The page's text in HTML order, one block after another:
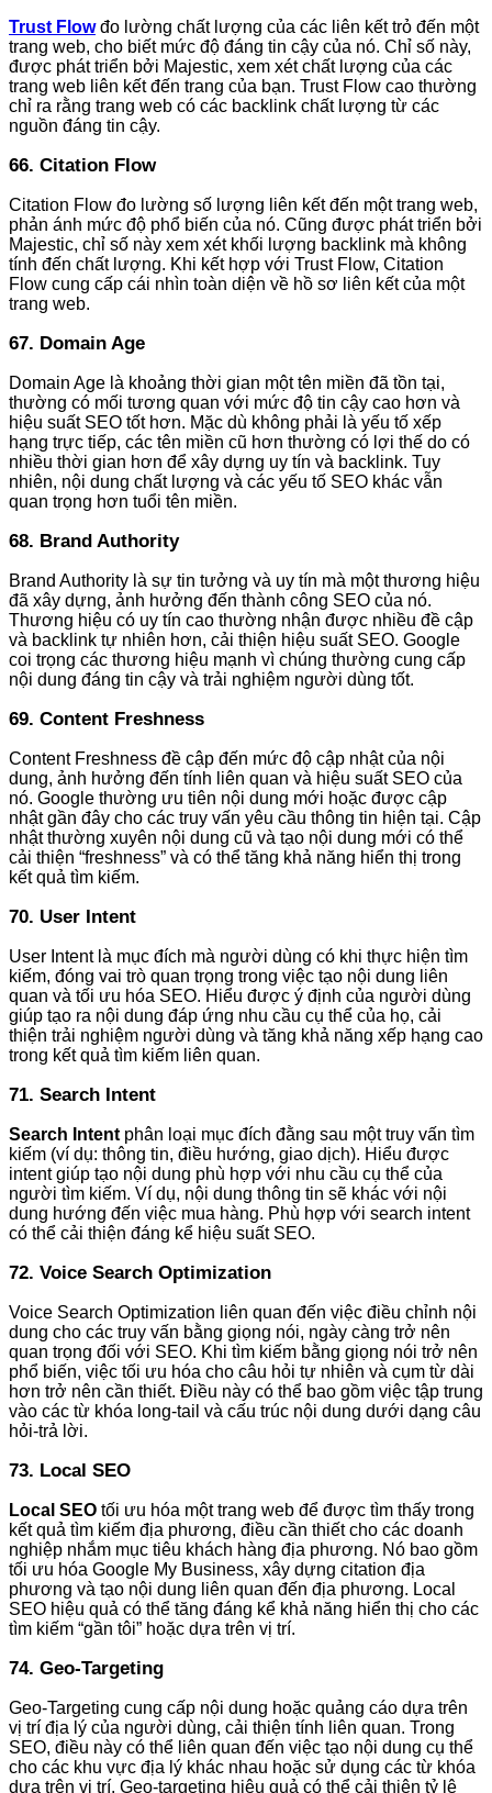
Trust Flowđo lường chất lượng của các liên kết trỏ đến một
trang web, cho biết mức độ đáng tin cậy của nó. Chỉ số này,
được phát triển bởi Majestic, xem xét chất lượng của các
trang web liên kết đến trang của bạn. Trust Flow cao thường
chỉ ra rằng trang web có các backlink chất lượng từ các
nguồn đáng tin cậy.
66. Citation Flow
Citation Flow đo lường số lượng liên kết đến một trang web,
phản ánh mức độ phổ biến của nó. Cũng được phát triển bởi
Majestic, chỉ số này xem xét khối lượng backlink mà không
tính đến chất lượng. Khi kết hợp với Trust Flow, Citation
Flow cung cấp cái nhìn toàn diện về hồ sơ liên kết của một
trang web.
67. Domain Age
Domain Age là khoảng thời gian một tên miền đã tồn tại,
thường có mối tương quan với mức độ tin cậy cao hơn và
hiệu suất SEO tốt hơn. Mặc dù không phải là yếu tố xếp
hạng trực tiếp, các tên miền cũ hơn thường có lợi thế do có
nhiều thời gian hơn để xây dựng uy tín và backlink. Tuy
nhiên, nội dung chất lượng và các yếu tố SEO khác vẫn
quan trọng hơn tuổi tên miền.
68. Brand Authority
Brand Authority là sự tin tưởng và uy tín mà một thương hiệu
đã xây dựng, ảnh hưởng đến thành công SEO của nó.
Thương hiệu có uy tín cao thường nhận được nhiều đề cập
và backlink tự nhiên hơn, cải thiện hiệu suất SEO. Google
coi trọng các thương hiệu mạnh vì chúng thường cung cấp
nội dung đáng tin cậy và trải nghiệm người dùng tốt.
69. Content Freshness
Content Freshness đề cập đến mức độ cập nhật của nội
dung, ảnh hưởng đến tính liên quan và hiệu suất SEO của
nó. Google thường ưu tiên nội dung mới hoặc được cập
nhật gần đây cho các truy vấn yêu cầu thông tin hiện tại. Cập
nhật thường xuyên nội dung cũ và tạo nội dung mới có thể
cải thiện “freshness” và có thể tăng khả năng hiển thị trong
kết quả tìm kiếm.
70. User Intent
User Intent là mục đích mà người dùng có khi thực hiện tìm
kiếm, đóng vai trò quan trọng trong việc tạo nội dung liên
quan và tối ưu hóa SEO. Hiểu được ý định của người dùng
giúp tạo ra nội dung đáp ứng nhu cầu cụ thể của họ, cải
thiện trải nghiệm người dùng và tăng khả năng xếp hạng cao
trong kết quả tìm kiếm liên quan.
71. Search Intent
Search Intent phân loại mục đích đằng sau một truy vấn tìm
kiếm (ví dụ: thông tin, điều hướng, giao dịch). Hiểu được
intent giúp tạo nội dung phù hợp với nhu cầu cụ thể của
người tìm kiếm. Ví dụ, nội dung thông tin sẽ khác với nội
dung hướng đến việc mua hàng. Phù hợp với search intent
có thể cải thiện đáng kể hiệu suất SEO.
72. Voice Search Optimization
Voice Search Optimization liên quan đến việc điều chỉnh nội
dung cho các truy vấn bằng giọng nói, ngày càng trở nên
quan trọng đối với SEO. Khi tìm kiếm bằng giọng nói trở nên
phổ biến, việc tối ưu hóa cho câu hỏi tự nhiên và cụm từ dài
hơn trở nên cần thiết. Điều này có thể bao gồm việc tập trung
vào các từ khóa long-tail và cấu trúc nội dung dưới dạng câu
hỏi-trả lời.
73. Local SEO
Local SEO tối ưu hóa một trang web để được tìm thấy trong
kết quả tìm kiếm địa phương, điều cần thiết cho các doanh
nghiệp nhắm mục tiêu khách hàng địa phương. Nó bao gồm
tối ưu hóa Google My Business, xây dựng citation địa
phương và tạo nội dung liên quan đến địa phương. Local
SEO hiệu quả có thể tăng đáng kể khả năng hiển thị cho các
tìm kiếm “gần tôi” hoặc dựa trên vị trí.
74. Geo-Targeting
Geo-Targeting cung cấp nội dung hoặc quảng cáo dựa trên
vị trí địa lý của người dùng, cải thiện tính liên quan. Trong
SEO, điều này có thể liên quan đến việc tạo nội dung cụ thể
cho các khu vực địa lý khác nhau hoặc sử dụng các từ khóa
dựa trên vị trí. Geo-targeting hiệu quả có thể cải thiện tỷ lệ